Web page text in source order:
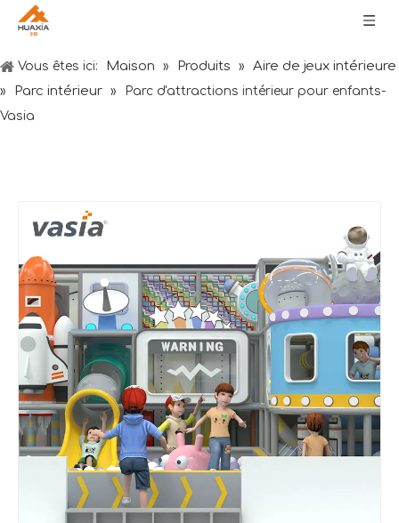
Vous êtes ici: Maison » Produits » Aire de jeux intérieure
» Parc intérieur »
Parc d'attractions intérieur pour enfants-
Vasia